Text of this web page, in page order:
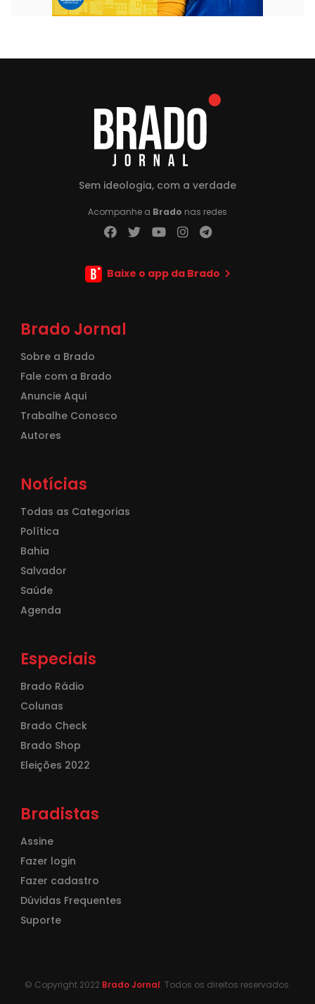
Sem ideologia, com a verdade
Acompanhe a Brado nas redes
Baixe o app da Brado
Brado Jornal
Sobre a Brado
Fale com a Brado
Anuncie Aqui
Trabalhe Conosco
Autores
Notícias
Todas as Categorias
Política
Bahia
Salvador
Saúde
Agenda
Especiais
Brado Rádio
Colunas
Brado Check
Brado Shop
Eleições 2022
Bradistas
Assine
Fazer login
Fazer cadastro
Dúvidas Frequentes
Suporte
© Copyright 2022 Brado Jornal. Todos os direitos reservados.